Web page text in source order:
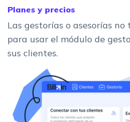
Planes y precios
Las gestorías o asesorías
para usar el módulo de
sus clientes.